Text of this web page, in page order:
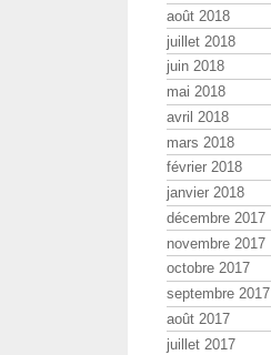
août 2018
juillet 2018
juin 2018
mai 2018
avril 2018
mars 2018
février 2018
janvier 2018
décembre 2017
novembre 2017
octobre 2017
septembre 2017
août 2017
juillet 2017